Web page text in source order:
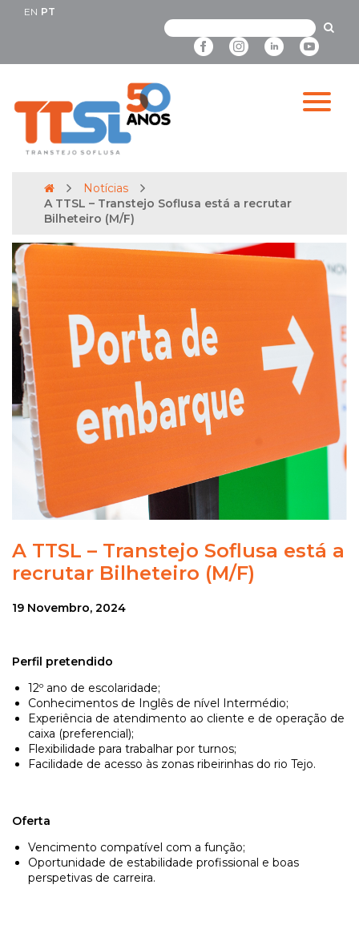
EN PT
Notícias
A TTSL – Transtejo Soflusa está a recrutar
Bilheteiro (M/F)
A TTSL – Transtejo Soflusa está a
recrutar Bilheteiro (M/F)
19 Novembro, 2024
Perfil pretendido
12º ano de escolaridade;
Conhecimentos de Inglês de nível Intermédio;
Experiência de atendimento ao cliente e de operação de
caixa (preferencial);
Flexibilidade para trabalhar por turnos;
Facilidade de acesso às zonas ribeirinhas do rio Tejo.
Oferta
Vencimento compatível com a função;
Oportunidade de estabilidade profissional e boas
perspetivas de carreira.